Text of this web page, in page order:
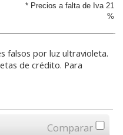
* Precios a falta de Iva 21
%
falsos por luz ultravioleta.
de crédito. Para
Comparar